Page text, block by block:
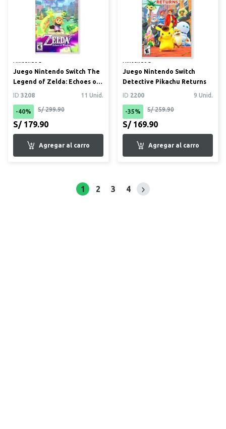
Juego Nintendo Switch The
Legend of Zelda: Echoes of
Wisdom
ID 3208 11 Unid.
-40% S/ 299.90
S/ 179.90
Nintendo®
Juego Nintendo Switch
Detective Pikachu Returns
ID 2200 9 Unid.
-35% S/ 259.90
S/ 169.90
1 2 3 4 Siguiente página